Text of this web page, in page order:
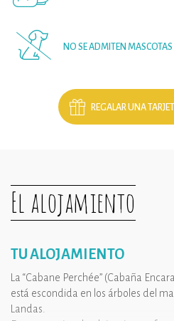
NO SE ADMITEN MASCOTAS
REGALAR UNA
El alojamiento
TU ALOJAMIENTO
La “Cabane Perchée” (Cabaña
está escondida en los árboles del
Landas.